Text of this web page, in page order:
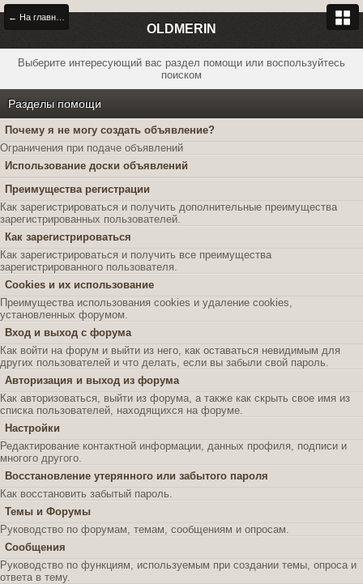
OLDMERIN
Выберите интересующий вас раздел помощи или воспользуйтесь
поиском
Разделы помощи
Почему я не могу создать объявление?
Ограничения при подаче объявлений
Использование доски объявлений
Преимущества регистрации
Как зарегистрироваться и получить дополнительные преимущества
зарегистрированных пользователей.
Как зарегистрироваться
Как зарегистрироваться и получить все преимущества
зарегистрированного пользователя.
Cookies и их использование
Преимущества использования cookies и удаление cookies,
установленных форумом.
Вход и выход с форума
Как войти на форум и выйти из него, как оставаться невидимым для
других пользователей и что делать, если вы забыли свой пароль.
Авторизация и выход из форума
Как авторизоваться, выйти из форума, а также как скрыть свое имя из
списка пользователей, находящихся на форуме.
Настройки
Редактирование контактной информации, данных профиля, подписи и
многого другого.
Восстановление утерянного или забытого пароля
Как восстановить забытый пароль.
Темы и Форумы
Руководство по форумам, темам, сообщениям и опросам.
Сообщения
Руководство по функциям, используемым при создании темы, опроса и
ответа в тему.